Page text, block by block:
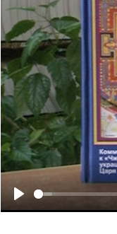
Play